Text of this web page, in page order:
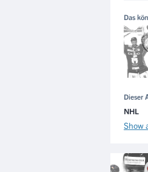
Das
Dieser
NHL
Show